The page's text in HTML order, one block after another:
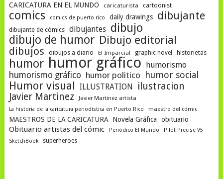
CARICATURA EN EL MUNDO caricaturista cartoonist
comics comics de puerto rico daily drawings dibujante
dibujante de cómics dibujantes dibujo
dibujo de humor Dibujo editorial
dibujos dibujos a diario El Imparcial graphic novel historietas
humor humor gráfico humorismo
humorismo gráfico humor politico humor social
Humor visual ILLUSTRATION
ilustracion
Javier Martinez
Javier Martinez artista
La historia de la caricatura periodística en Puerto Rico
maestro del cómic
MAESTROS DE LA CARICATURA Novela Gráfica obituario
Obituario artistas del cómic Periódico El Mundo
Pilot Precise V5
SketchBook
superheroes